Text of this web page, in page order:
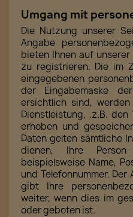
Umgang mit
Die Nutzung unserer
Angabe
bieten Ihnen auf
zu registrieren. Die im
eingegebenen
der Eingabemaske
ersichtlich sind,
Dienstleistung, .z.B.
erhoben und
Daten gelten sämtliche
dienen, Ihre
beispielsweise Name,
und Telefonnummer.
gibt Ihre
weiter, wenn dies im
oder geboten ist.